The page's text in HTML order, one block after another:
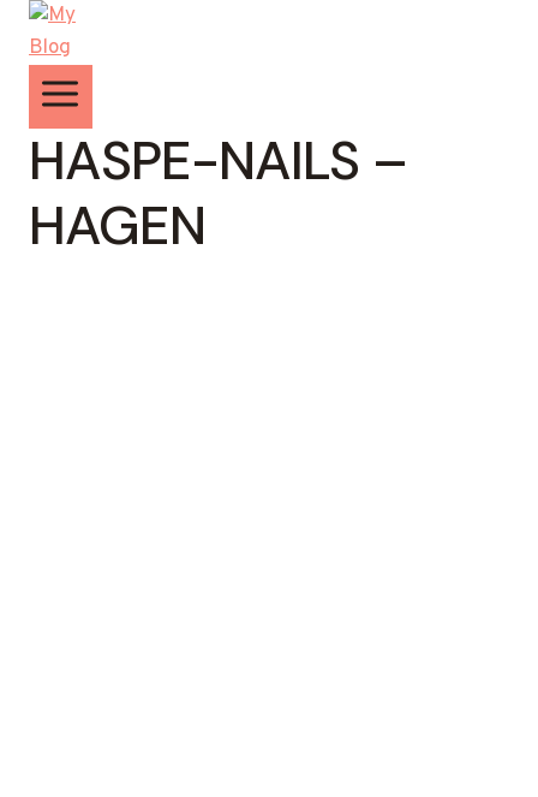
Zum
Inhalt
springen
HASPE-NAILS –
HAGEN